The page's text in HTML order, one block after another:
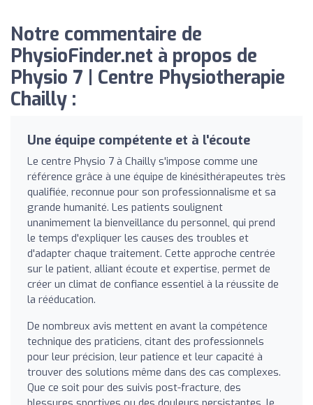
Notre commentaire de
PhysioFinder.net à propos de
Physio 7 | Centre Physiotherapie
Chailly :
Une équipe compétente et à l'écoute
Le centre Physio 7 à Chailly s'impose comme une
référence grâce à une équipe de kinésithérapeutes très
qualifiée, reconnue pour son professionnalisme et sa
grande humanité. Les patients soulignent
unanimement la bienveillance du personnel, qui prend
le temps d'expliquer les causes des troubles et
d'adapter chaque traitement. Cette approche centrée
sur le patient, alliant écoute et expertise, permet de
créer un climat de confiance essentiel à la réussite de
la rééducation.
De nombreux avis mettent en avant la compétence
technique des praticiens, citant des professionnels
pour leur précision, leur patience et leur capacité à
trouver des solutions même dans des cas complexes.
Que ce soit pour des suivis post-fracture, des